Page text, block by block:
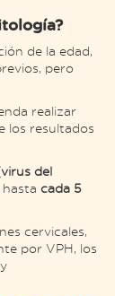
de la edad,
pero
realizar
los resultados
del
hasta cada 5
cervicales,
por VPH, los